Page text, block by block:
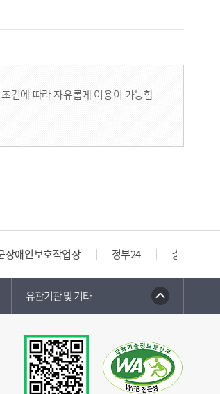
조건에 따라 자유롭게 이용이 가능합
장애인보호작업장 정부24 충청북도
유관기관 및 기타